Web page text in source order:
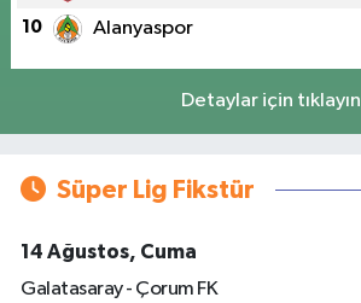
10 Alanyaspor
Detaylar için tıklayın
Süper Lig Fikstür
14 Ağustos, Cuma
Galatasaray - Çorum FK